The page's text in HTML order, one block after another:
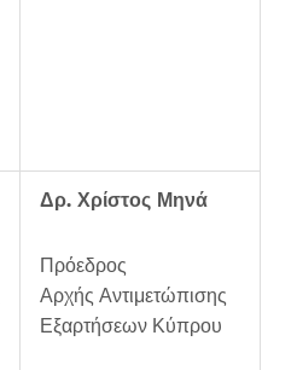
Δρ. Χρίστος Μηνά
Πρόεδρος
Αρχής Αντιμετώπισης
Εξαρτήσεων Κύπρου